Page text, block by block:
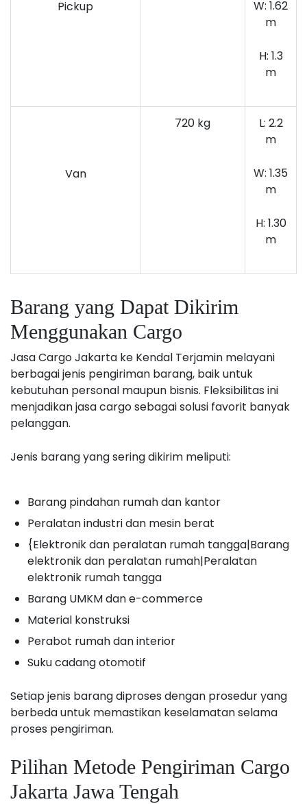
Pickup
W: 1.62
m
H: 1.3
m
Van
720 kg
L: 2.2
m
W: 1.35
m
H: 1.30
m
Barang yang Dapat Dikirim
Menggunakan Cargo
Jasa Cargo Jakarta ke Kendal Terjamin melayani
berbagai jenis pengiriman barang, baik untuk
kebutuhan personal maupun bisnis. Fleksibilitas ini
menjadikan jasa cargo sebagai solusi favorit banyak
pelanggan.
Jenis barang yang sering dikirim meliputi:
Barang pindahan rumah dan kantor
Peralatan industri dan mesin berat
{Elektronik dan peralatan rumah tangga|Barang
elektronik dan peralatan rumah|Peralatan
elektronik rumah tangga
Barang UMKM dan e-commerce
Material konstruksi
Perabot rumah dan interior
Suku cadang otomotif
Setiap jenis barang diproses dengan prosedur yang
berbeda untuk memastikan keselamatan selama
proses pengiriman.
Pilihan Metode Pengiriman Cargo
Jakarta Jawa Tengah